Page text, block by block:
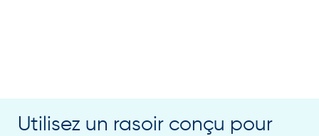
Utilisez un rasoir conçu pour